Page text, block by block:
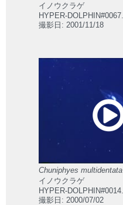
イノウクラゲ
HYPER-DOLPHIN#0067.
撮影日: 2001/11/18
Chuniphyes multidentata
イノウクラゲ
HYPER-DOLPHIN#0014.
撮影日: 2000/07/02